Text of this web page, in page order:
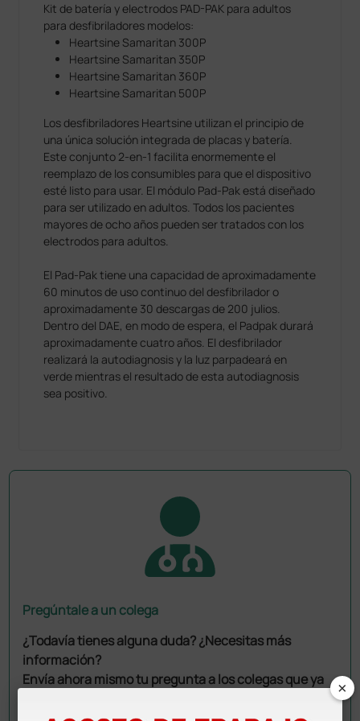
Kit de batería y electrodos PAD-PAK para adultos
para desfibriladores modelos:
Heartsine Samaritan 300P
Heartsine Samaritan 350P
Heartsine Samaritan 360P
Heartsine Samaritan 500P
Los desfibriladores Heartsine utilizan el principio de
una única solución integrada de placas y batería.
Este conjunto 2-en-1 facilita enormemente el
reemplazo de los consumibles para que el dispositivo
esté listo para usar. El módulo Pad-Pak está diseñado
para ser utilizado en adultos. Todos los pacientes
mayores de ocho años pueden ser tratados con los
electrodos para adultos.
El Pad-Pak tiene una capacidad de aproximadamente
60 minutos de uso continuo del desfibrilador o
aproximadamente 30 descargas de 200 julios.
Dentro del DAE, en modo de espera, el Padpak durará
aproximadamente cuatro años. El desfibrilador
realizará la autodiagnosis y la luz parpadeará en
verde mientras el resultado de esta autodiagnosis
sea positivo.
Pregúntale a un colega
¿Todavía tienes alguna duda? ¿Necesitas más
información?
Envía ahora mismo tu pregunta a los colegas que ya
×